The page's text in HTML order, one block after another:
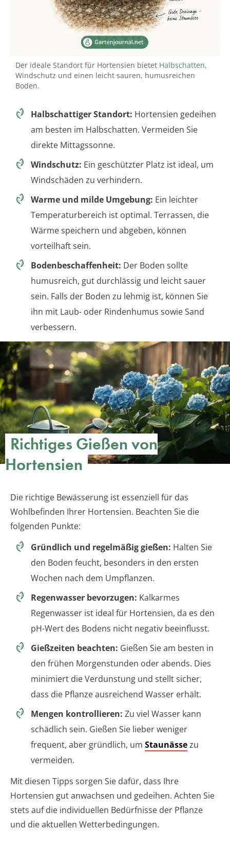
Der ideale Standort für Hortensien bietet Halbschatten,
Windschutz und einen leicht sauren, humusreichen
Boden.
Halbschattiger Standort: Hortensien gedeihen
am besten im Halbschatten. Vermeiden Sie
direkte Mittagssonne.
Windschutz: Ein geschützter Platz ist ideal, um
Windschäden zu verhindern.
Warme und milde Umgebung: Ein leichter
Temperaturbereich ist optimal. Terrassen, die
Wärme speichern und abgeben, können
vorteilhaft sein.
Bodenbeschaffenheit: Der Boden sollte
humusreich, gut durchlässig und leicht sauer
sein. Falls der Boden zu lehmig ist, können Sie
ihn mit Laub- oder Rindenhumus sowie Sand
verbessern.
Richtiges Gießen von
Hortensien
Die richtige Bewässerung ist essenziell für das
Wohlbefinden Ihrer Hortensien. Beachten Sie die
folgenden Punkte:
Gründlich und regelmäßig gießen: Halten Sie
den Boden feucht, besonders in den ersten
Wochen nach dem Umpflanzen.
Regenwasser bevorzugen: Kalkarmes
Regenwasser ist ideal für Hortensien, da es den
pH-Wert des Bodens nicht negativ beeinflusst.
Gießzeiten beachten: Gießen Sie am besten in
den frühen Morgenstunden oder abends. Dies
minimiert die Verdunstung und stellt sicher,
dass die Pflanze ausreichend Wasser erhält.
Mengen kontrollieren: Zu viel Wasser kann
schädlich sein. Gießen Sie lieber weniger
frequent, aber gründlich, um Staunässezu
vermeiden.
Mit diesen Tipps sorgen Sie dafür, dass Ihre
Hortensien gut anwachsen und gedeihen. Achten Sie
stets auf die individuellen Bedürfnisse der Pflanze
und die aktuellen Wetterbedingungen.